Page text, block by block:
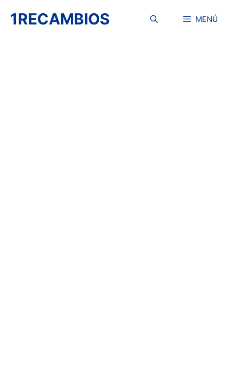
1RECAMBIOS MENÚ